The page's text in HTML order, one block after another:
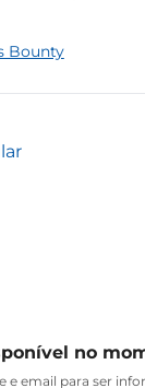
Bounty
no
e email para ser